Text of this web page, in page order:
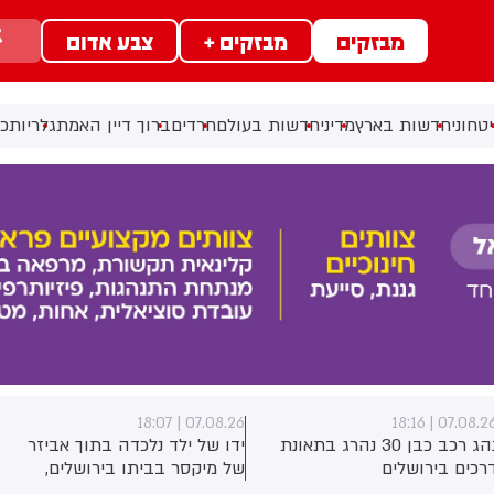
מבזקים מבזקים + צבע אדום
חדשות בארץמדיניחדשות בעולםחרדיםברוך דיין האמתגלריות
07.08.26 |
של ילד נלכדה בתוך אביזר
מיקסר בביתו בירושלים,
07.08.26 | 17:40
ראש השב"כ לשעבר רונן בר
השתתף היום בכנס לזכרו של